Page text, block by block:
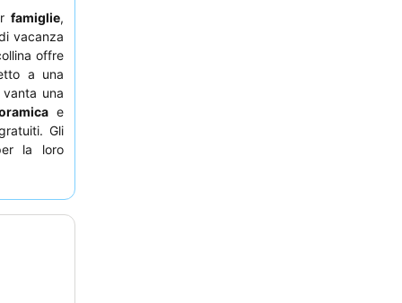
famiglie,
vacanza
offre
a una
una
e
Gli
la loro
davvero